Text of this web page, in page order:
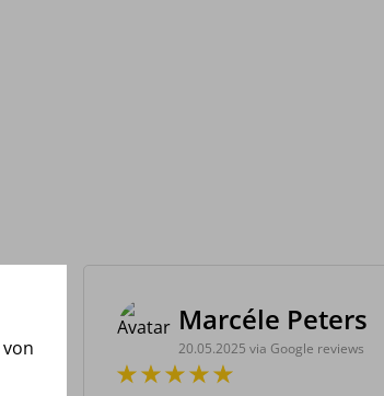
Marcéle Peters
20.05.2025 via Google reviews